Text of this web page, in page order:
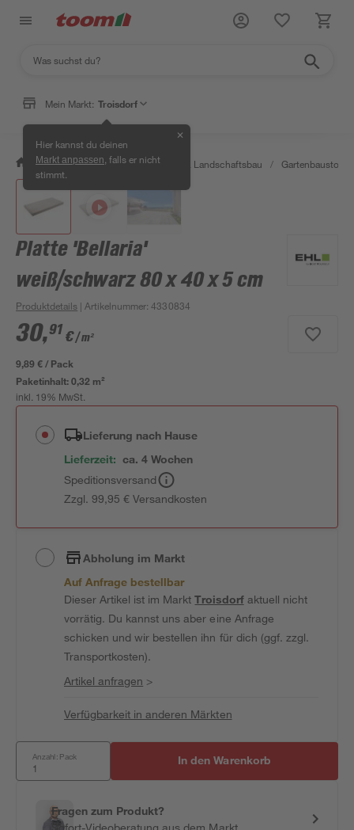
Mein Markt: Troisdorf
Hier kannst du deinen
Markt anpassen , falls er nicht
stimmt.
✕
/ Garten & Freizeit / Gartenbau & Landschaftsbau / Gartenbaustoffe
Platte 'Bellaria'
weiß/schwarz 80 x 40 x 5 cm
Produktdetails | Artikelnummer:4330834
30,91 €/ m²
9,89 € / Pack
Paketinhalt:0,32 m²
inkl. 19% MwSt.
Lieferung nach Hause
Lieferzeit: ca. 4 Wochen
Speditionsversand
Zzgl. 99,95 € Versandkosten
Abholung im Markt
Auf Anfrage bestellbar
Dieser Artikel ist im MarktTroisdorfaktuell nicht
vorrätig. Du kannst uns aber eine Anfrage
schicken und wir bestellen ihn für dich (ggf. zzgl.
Transportkosten).
Artikel anfragen >
Verfügbarkeit in anderen Märkten
Anzahl: Pack In den Warenkorb
Fragen zum Produkt?
Sofort-Videoberatung aus dem Markt